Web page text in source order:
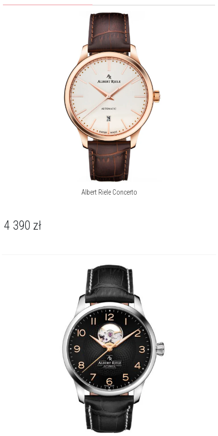
Albert Riele Concerto
4 390 zł